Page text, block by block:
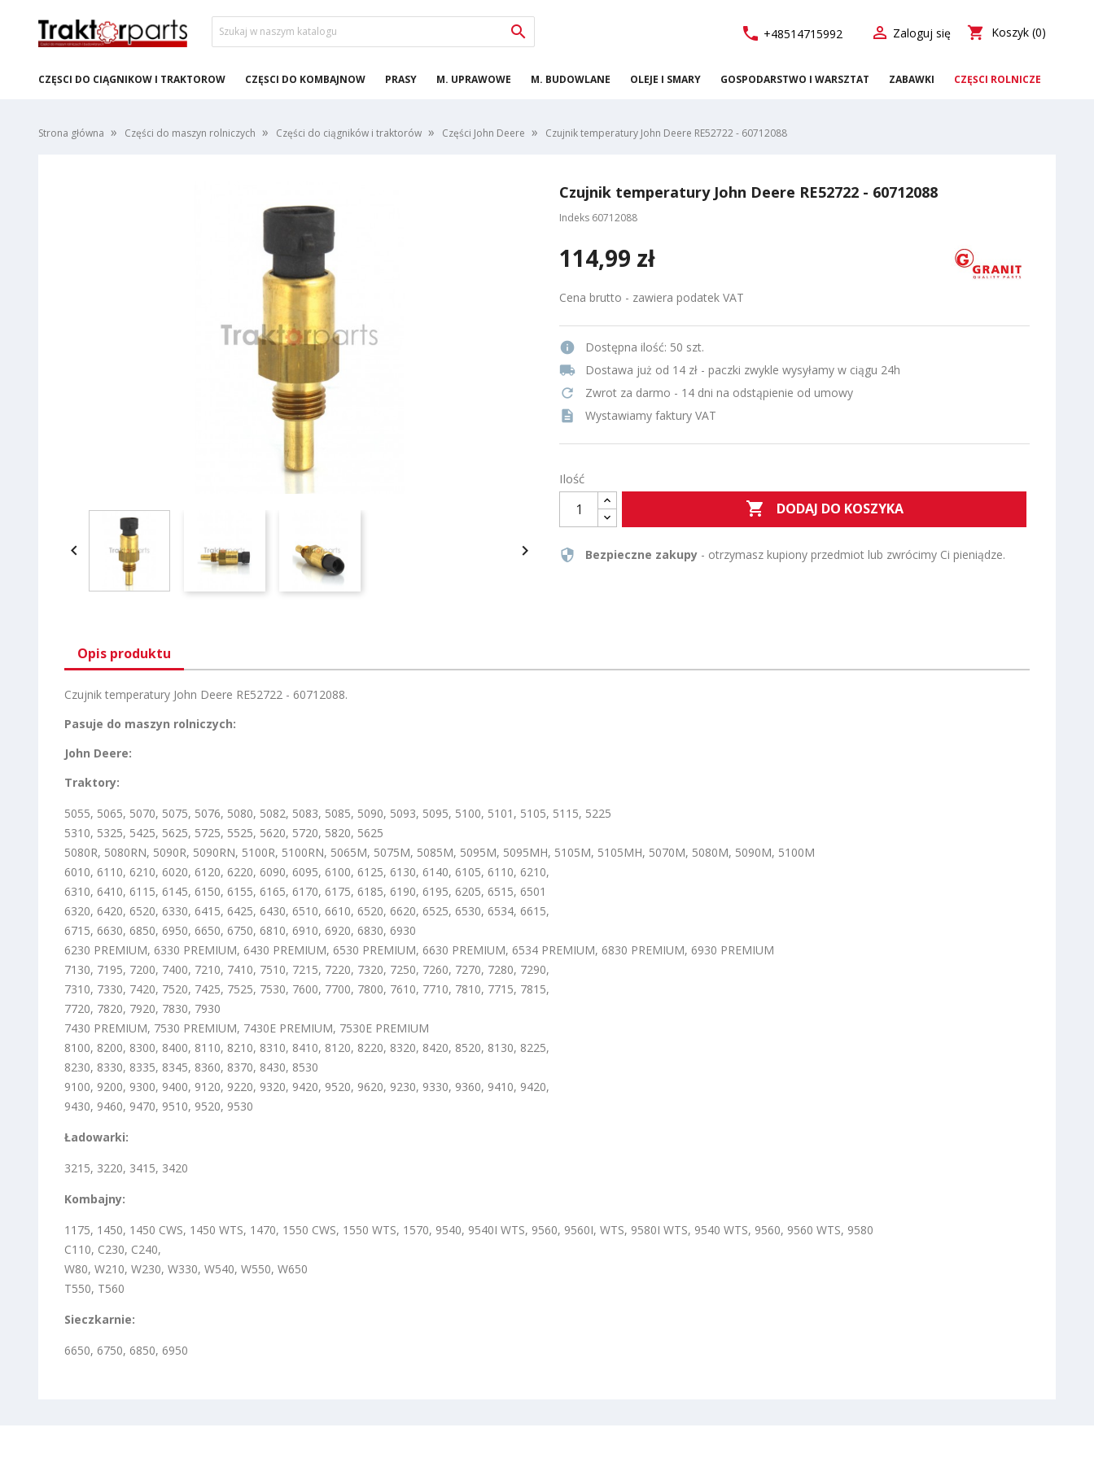
 call +48514715992  Zaloguj się shopping_cart Koszyk (0)
CZĘŚCI DO CIĄGNIKÓW I TRAKTORÓW CZĘŚCI DO KOMBAJNÓW PRASY M. UPRAWOWE M. BUDOWLANE OLEJE I SMARY GOSPODARSTWO I WARSZTAT ZABAWKI CZĘŚCI ROLNICZE
Strona główna Części do maszyn rolniczych Części do ciągników i traktorów Części John Deere Czujnik temperatury John Deere RE52722 - 60712088
 
Czujnik temperatury John Deere RE52722 - 60712088
Indeks 60712088
114,99 zł
Cena brutto - zawiera podatek VAT
info Dostępna ilość: 50 szt.
local_shipping Dostawa już od 14 zł - paczki zwykle wysyłamy w ciągu 24h
refresh Zwrot za darmo - 14 dni na odstąpienie od umowy
description Wystawiamy faktury VAT
Ilość
 DODAJ DO KOSZYKA
security Bezpieczne zakupy - otrzymasz kupiony przedmiot lub zwrócimy Ci pieniądze.
Opis produktu
Czujnik temperatury John Deere RE52722 - 60712088.
Pasuje do maszyn rolniczych:
John Deere:
Traktory:
5055, 5065, 5070, 5075, 5076, 5080, 5082, 5083, 5085, 5090, 5093, 5095, 5100, 5101, 5105, 5115, 5225
5310, 5325, 5425, 5625, 5725, 5525, 5620, 5720, 5820, 5625
5080R, 5080RN, 5090R, 5090RN, 5100R, 5100RN, 5065M, 5075M, 5085M, 5095M, 5095MH, 5105M, 5105MH, 5070M, 5080M, 5090M, 5100M
6010, 6110, 6210, 6020, 6120, 6220, 6090, 6095, 6100, 6125, 6130, 6140, 6105, 6110, 6210,
6310, 6410, 6115, 6145, 6150, 6155, 6165, 6170, 6175, 6185, 6190, 6195, 6205, 6515, 6501
6320, 6420, 6520, 6330, 6415, 6425, 6430, 6510, 6610, 6520, 6620, 6525, 6530, 6534, 6615,
6715, 6630, 6850, 6950, 6650, 6750, 6810, 6910, 6920, 6830, 6930
6230 PREMIUM, 6330 PREMIUM, 6430 PREMIUM, 6530 PREMIUM, 6630 PREMIUM, 6534 PREMIUM, 6830 PREMIUM, 6930 PREMIUM
7130, 7195, 7200, 7400, 7210, 7410, 7510, 7215, 7220, 7320, 7250, 7260, 7270, 7280, 7290,
7310, 7330, 7420, 7520, 7425, 7525, 7530, 7600, 7700, 7800, 7610, 7710, 7810, 7715, 7815,
7720, 7820, 7920, 7830, 7930
7430 PREMIUM, 7530 PREMIUM, 7430E PREMIUM, 7530E PREMIUM
8100, 8200, 8300, 8400, 8110, 8210, 8310, 8410, 8120, 8220, 8320, 8420, 8520, 8130, 8225,
8230, 8330, 8335, 8345, 8360, 8370, 8430, 8530
9100, 9200, 9300, 9400, 9120, 9220, 9320, 9420, 9520, 9620, 9230, 9330, 9360, 9410, 9420,
9430, 9460, 9470, 9510, 9520, 9530
Ładowarki:
3215, 3220, 3415, 3420
Kombajny:
1175, 1450, 1450 CWS, 1450 WTS, 1470, 1550 CWS, 1550 WTS, 1570, 9540, 9540I WTS, 9560, 9560I, WTS, 9580I WTS, 9540 WTS, 9560, 9560 WTS, 9580
C110, C230, C240,
W80, W210, W230, W330, W540, W550, W650
T550, T560
Sieczkarnie:
6650, 6750, 6850, 6950